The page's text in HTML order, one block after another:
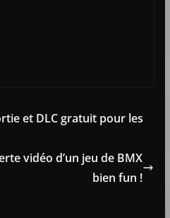
et DLC gratuit pour les
vidéo d’un jeu de BMX
bien fun !